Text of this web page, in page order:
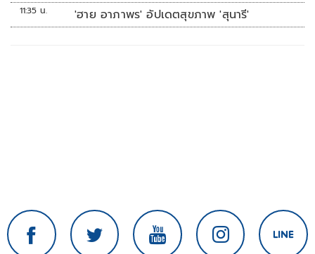
11:35 น. 'ฮาย อาภาพร' อัปเดตสุขภาพ 'สุนารี'